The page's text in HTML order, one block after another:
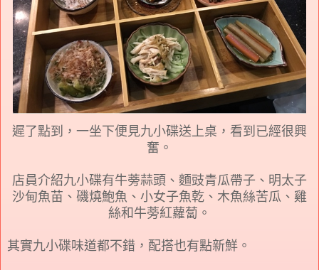
遲了點到，一坐下便見九小碟送上桌，看到已經很興
奮。
店員介紹九小碟有牛蒡蒜頭、麵豉青瓜帶子、明太子
沙甸魚苗、磯燒鮑魚、 小女子魚乾、木魚絲苦瓜、雞
絲和 牛蒡紅蘿蔔。
其實九小碟味道都不錯，配搭也有點新鮮。